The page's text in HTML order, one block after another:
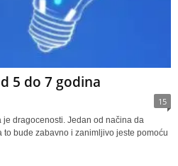
5 do 7 godina
15
dragocenosti. Jedan od načina da
bude zabavno i zanimljivo jeste pomoću